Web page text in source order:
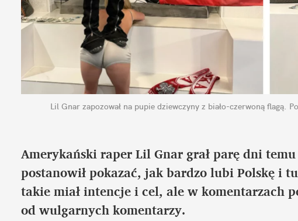
Lil Gnar zapozował na pupie dziewczyny z biało-czerwoną flagą.
Amerykański raper Lil Gnar grał parę dni
postanowił pokazać, jak bardzo lubi Polskę i
takie miał intencje i cel, ale w komentarzach
od wulgarnych komentarzy.